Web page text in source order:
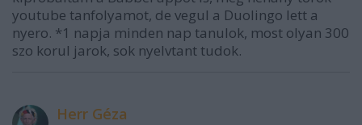
youtube tanfolyamot, de vegul a Duolingo lett a
nyero. *1 napja minden nap tanulok, most olyan 300
szo korul jarok, sok nyelvtant tudok.
Herr Géza